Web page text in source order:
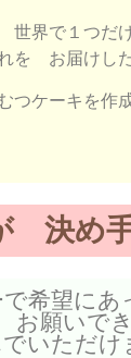
世界で１つだ
を お届けした
ケーキを作
決め
希望にあ
お願いでき
いただけ